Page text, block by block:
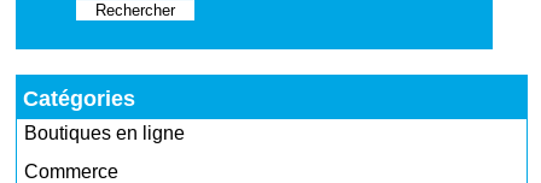
Catégories
Boutiques en ligne
Commerce